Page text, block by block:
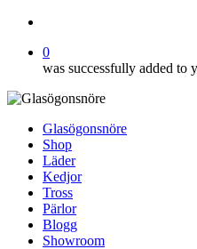
0
was successfully added to
Glasögonsnöre
Shop
Läder
Kedjor
Tross
Pärlor
Blogg
Showroom